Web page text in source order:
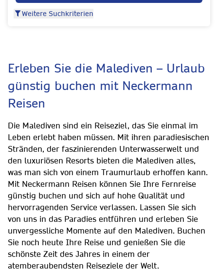
Weitere Suchkriterien
Erleben Sie die Malediven – Urlaub
günstig buchen mit Neckermann
Reisen
Die Malediven sind ein Reiseziel, das Sie einmal im
Leben erlebt haben müssen. Mit ihren paradiesischen
Stränden, der faszinierenden Unterwasserwelt und
den luxuriösen Resorts bieten die Malediven alles,
was man sich von einem Traumurlaub erhoffen kann.
Mit Neckermann Reisen können Sie Ihre Fernreise
günstig buchen und sich auf hohe Qualität und
hervorragenden Service verlassen. Lassen Sie sich
von uns in das Paradies entführen und erleben Sie
unvergessliche Momente auf den Malediven. Buchen
Sie noch heute Ihre Reise und genießen Sie die
schönste Zeit des Jahres in einem der
atemberaubendsten Reiseziele der Welt.